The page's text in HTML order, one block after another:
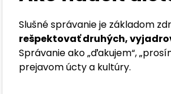
Slušné správanie je základom
rešpektovať druhých,
Správanie ako „ďakujem“,
prejavom úcty a kultúry.